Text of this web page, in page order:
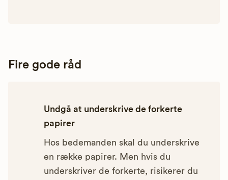
Fire gode råd
Undgå at underskrive de forkerte
papirer
Hos bedemanden skal du underskrive
en række papirer. Men hvis du
underskriver de forkerte, risikerer du